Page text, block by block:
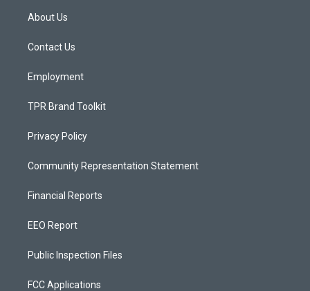
g
a
About Us
Contact Us
Employment
TPR Brand Toolkit
Privacy Policy
Community Representation Statement
Financial Reports
EEO Report
Public Inspection Files
FCC Applications